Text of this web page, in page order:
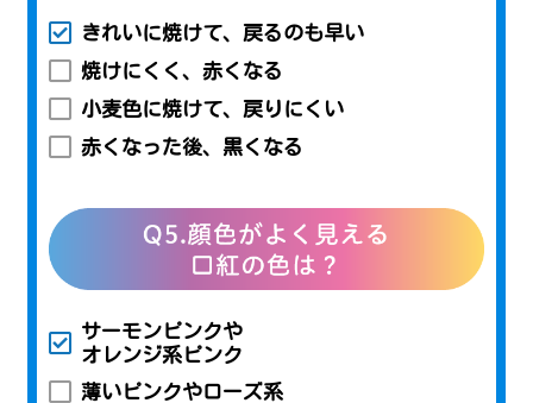
きれいに焼けて、戻るのも早い
焼けにくく、赤くなる
小麦色に焼けて、戻りにくい
赤くなった後、黒くなる
サーモンピンクや
オレンジ系ピンク
薄いピンクやローズ系